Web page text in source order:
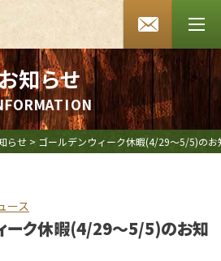
知らせ
FORMATION
らせ > ゴールデンウィーク休暇(4/29～5/5)のお
ース
ーク休暇(4/29～5/5)のお知